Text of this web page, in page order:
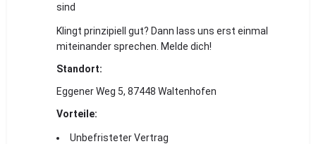
sind
Klingt prinzipiell gut? Dann lass uns erst einmal
miteinander sprechen. Melde dich!
Standort:
Eggener Weg 5, 87448 Waltenhofen
Vorteile:
Unbefristeter Vertrag